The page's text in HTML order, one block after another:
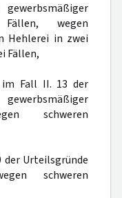
wegen
Hehlerei in zwei
Fällen,
Fall II. 13 der
schweren
Urteilsgründe
schweren